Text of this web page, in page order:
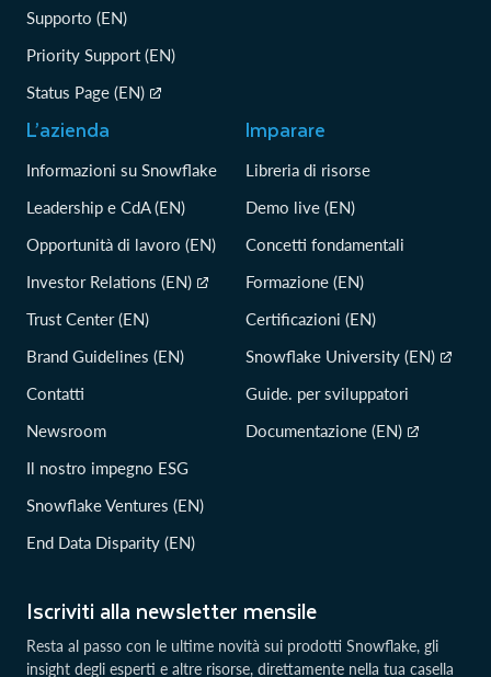
Iscriviti alla newsletter mensile
Resta al passo con le ultime novità sui prodotti Snowflake, gli
insight degli esperti e altre risorse, direttamente nella tua casella
Supporto (EN)
Priority Support (EN)
Status Page (EN)
L’azienda
Informazioni su Snowflake
Leadership e CdA (EN)
Opportunità di lavoro (EN)
Investor Relations (EN)
Trust Center (EN)
Brand Guidelines (EN)
Contatti
Newsroom
Il nostro impegno ESG
Snowflake Ventures (EN)
End Data Disparity (EN)
Imparare
Libreria di risorse
Demo live (EN)
Concetti fondamentali
Formazione (EN)
Certificazioni (EN)
Snowflake University (EN)
Guide. per sviluppatori
Documentazione (EN)